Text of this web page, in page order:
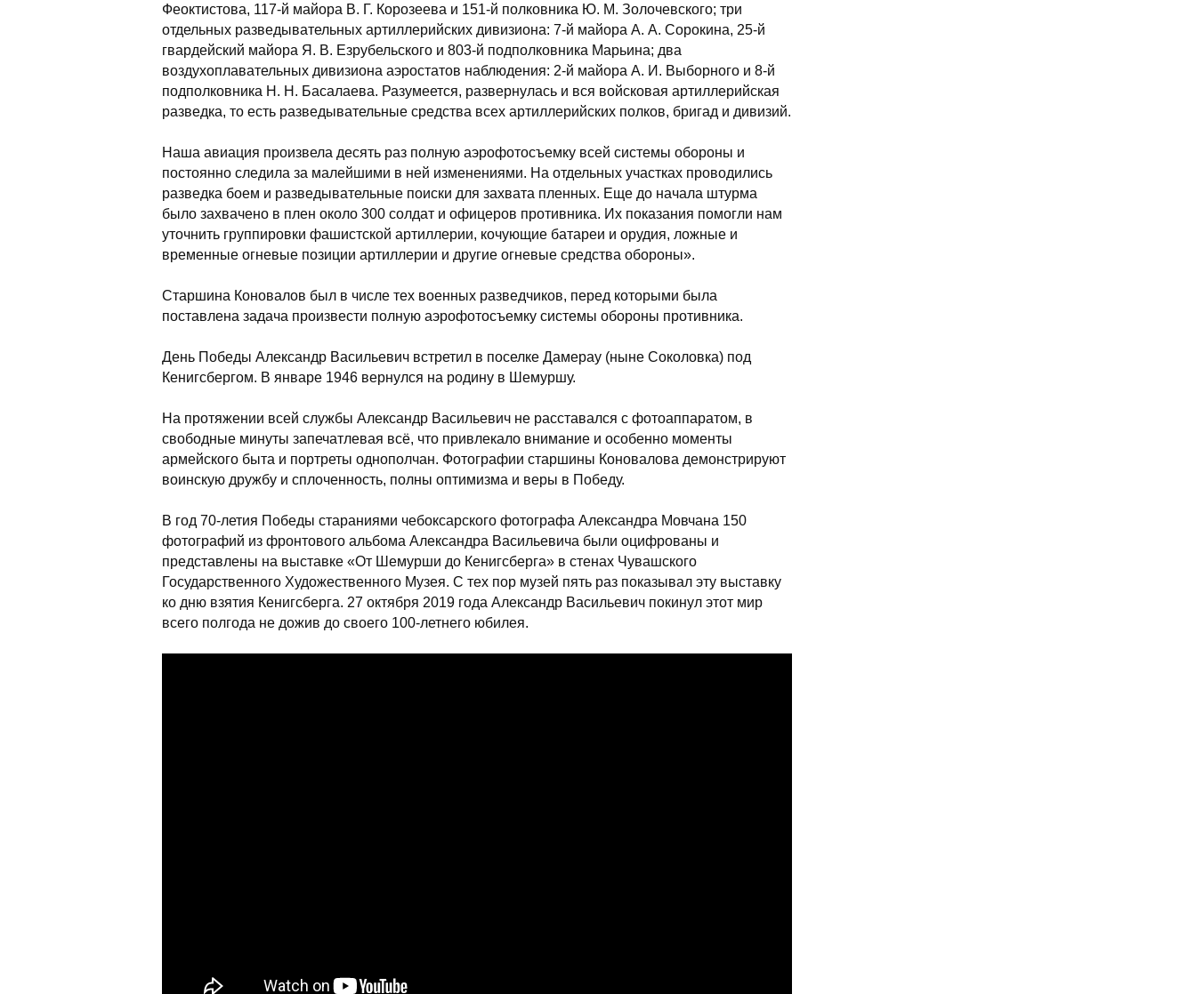
Феоктистова, 117-й майора В. Г. Корозеева и 151-й полковника Ю. М. Золочевского; три
отдельных разведывательных артиллерийских дивизиона: 7-й майора А. А. Сорокина, 25-й
гвардейский майора Я. В. Езрубельского и 803-й подполковника Марьина; два
воздухоплавательных дивизиона аэростатов наблюдения: 2-й майора А. И. Выборного и 8-й
подполковника Н. Н. Басалаева. Разумеется, развернулась и вся войсковая артиллерийская
разведка, то есть разведывательные средства всех артиллерийских полков, бригад и дивизий.
Наша авиация произвела десять раз полную аэрофотосъемку всей системы обороны и
постоянно следила за малейшими в ней изменениями. На отдельных участках проводились
разведка боем и разведывательные поиски для захвата пленных. Еще до начала штурма
было захвачено в плен около 300 солдат и офицеров противника. Их показания помогли нам
уточнить группировки фашистской артиллерии, кочующие батареи и орудия, ложные и
временные огневые позиции артиллерии и другие огневые средства обороны».
Старшина Коновалов был в числе тех военных разведчиков, перед которыми была
поставлена задача произвести полную аэрофотосъемку системы обороны противника.
День Победы Александр Васильевич встретил в поселке Дамерау (ныне Соколовка) под
Кенигсбергом. В январе 1946 вернулся на родину в Шемуршу.
На протяжении всей службы Александр Васильевич не расставался с фотоаппаратом, в
свободные минуты запечатлевая всё, что привлекало внимание и особенно моменты
армейского быта и портреты однополчан. Фотографии старшины Коновалова демонстрируют
воинскую дружбу и сплоченность, полны оптимизма и веры в Победу.
В год 70-летия Победы стараниями чебоксарского фотографа Александра Мовчана 150
фотографий из фронтового альбома Александра Васильевича были оцифрованы и
представлены на выставке «От Шемурши до Кенигсберга» в стенах Чувашского
Государственного Художественного Музея. С тех пор музей пять раз показывал эту выставку
ко дню взятия Кенигсберга. 27 октября 2019 года Александр Васильевич покинул этот мир
всего полгода не дожив до своего 100-летнего юбилея.